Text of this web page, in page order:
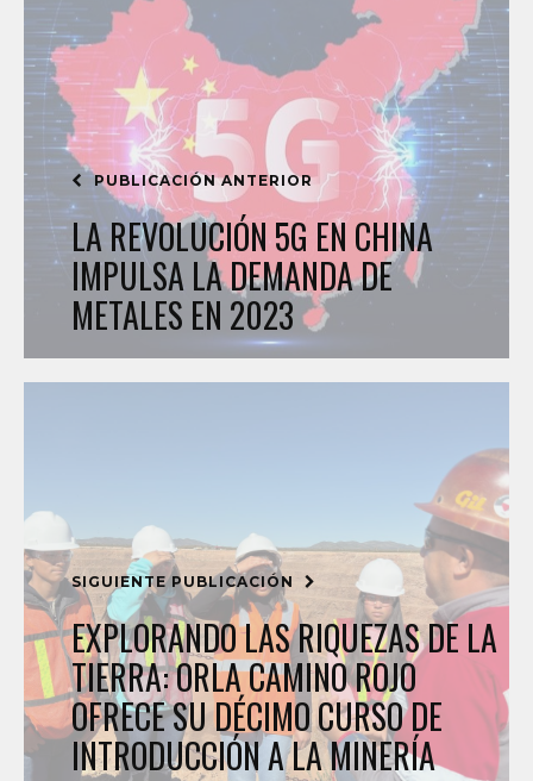
PUBLICACIÓN ANTERIOR
LA REVOLUCIÓN 5G EN CHINA
IMPULSA LA DEMANDA DE
METALES EN 2023
SIGUIENTE PUBLICACIÓN
EXPLORANDO LAS RIQUEZAS DE LA
TIERRA: ORLA CAMINO ROJO
OFRECE SU DÉCIMO CURSO DE
INTRODUCCIÓN A LA MINERÍA